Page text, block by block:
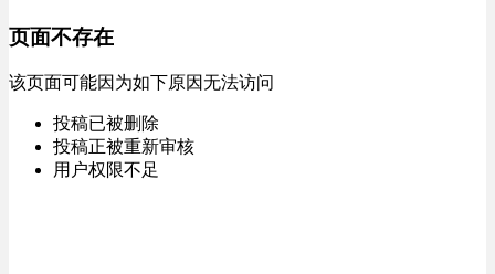
页面不存在
该页面可能因为如下原因无法访问
投稿已被删除
投稿正被重新审核
用户权限不足